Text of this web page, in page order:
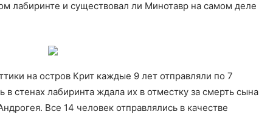
лабиринте и существовал ли Минотавр на самом деле
на остров Крит каждые 9 лет отправляли по 7
стенах лабиринта ждала их в отместку за смерть сына
Все 14 человек отправлялись в качестве